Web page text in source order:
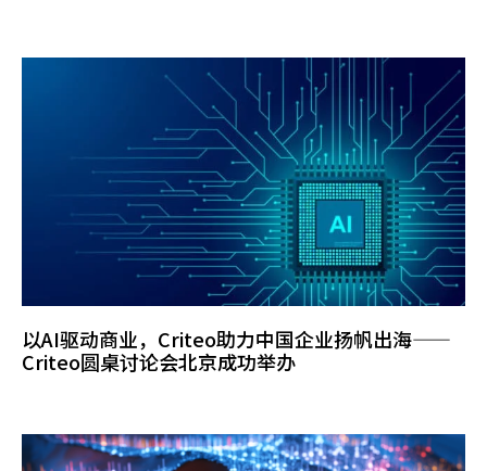
以AI驱动商业，Criteo助力中国企业扬帆出海——
Criteo圆桌讨论会北京成功举办